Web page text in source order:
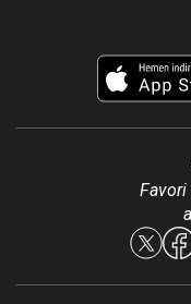
Foto Haber
Künye
Reklam Ver
Favori